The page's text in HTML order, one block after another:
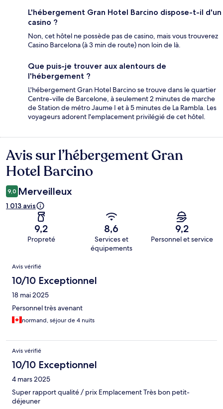
L'hébergement Gran Hotel Barcino dispose-t-il d'un
casino ?
Non, cet hôtel ne possède pas de casino, mais vous trouverez
Casino Barcelona (à 3 min de route) non loin de là.
Que puis-je trouver aux alentours de
l'hébergement ?
L'hébergement Gran Hotel Barcino se trouve dans le quartier
Centre-ville de Barcelone, à seulement 2 minutes de marche
de Station de métro Jaume I et à 5 minutes de La Rambla. Les
voyageurs adorent l'emplacement privilégié de cet hôtel.
Avis
Avis sur l’hébergement Gran
Hotel Barcino
9,0 Merveilleux
1 013 avis
9,2
Propreté
8,6
Services et
équipements
9,2
Personnel et service
Avis
Avis vérifié
10/10 Exceptionnel
18 mai 2025
Personnel très avenant
normand, séjour de 4 nuits
Avis vérifié
10/10 Exceptionnel
4 mars 2025
Super rapport qualité / prix Emplacement Très bon petit-
déjeuner